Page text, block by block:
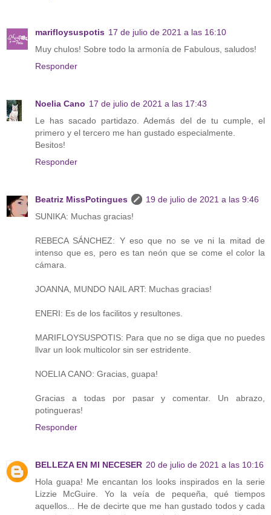
marifloysuspotis 17 de julio de 2021 a las 16:10
Muy chulos! Sobre todo la armonía de Fabulous, saludos!
Responder
Noelia Cano 17 de julio de 2021 a las 17:43
Le has sacado partidazo. Además del de tu cumple, el
primero y el tercero me han gustado especialmente.
Besitos!
Responder
Beatriz MissPotingues
19 de julio de 2021 a las 9:46
SUNIKA: Muchas gracias!
REBECA SÁNCHEZ: Y eso que no se ve ni la mitad de
intenso que es, pero es tan neón que se come el color la
cámara.
JOANNA, MUNDO NAIL ART: Muchas gracias!
ENERI: Es de los facilitos y resultones.
MARIFLOYSUSPOTIS: Para que no se diga que no puedes
llvar un look multicolor sin ser estridente.
NOELIA CANO: Gracias, guapa!
Gracias a todas por pasar y comentar. Un abrazo,
potingueras!
Responder
BELLEZA EN MI NECESER 20 de julio de 2021 a las 10:16
Hola guapa! Me encantan los looks inspirados en la serie
Lizzie McGuire. Yo la veía de pequeña, qué tiempos
aquellos... He de decirte que me han gustado todos y cada